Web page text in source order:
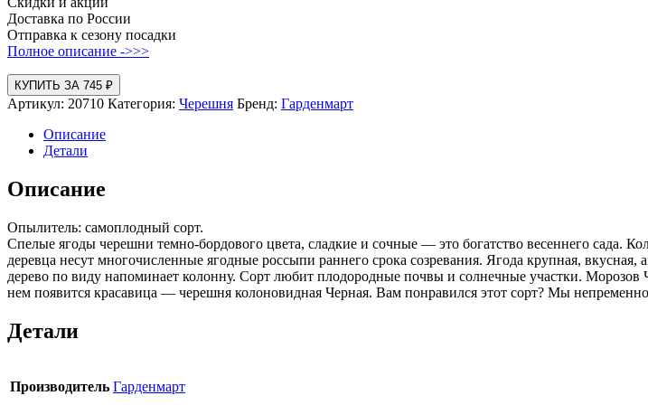
Доставка по России
Отправка к сезону посадки
Полное описание ->>>
КУПИТЬ ЗА 745 ₽
Артикул: 20710 Категория: Черешня Бренд: Гарденмарт
Описание
Детали
Описание
Опылитель: самоплодный сорт.
Спелые ягоды черешни темно-бордового цвета, сладкие и сочные — это богатство весеннего сада.
деревца несут многочисленные ягодные россыпи раннего срока созревания. Ягода крупная,
дерево по виду напоминает колонну. Сорт любит плодородные почвы и солнечные участки. Морозов
нем появится красавица — черешня колоновидная Черная. Вам понравился этот сорт? Мы
Детали
Производитель Гарденмарт